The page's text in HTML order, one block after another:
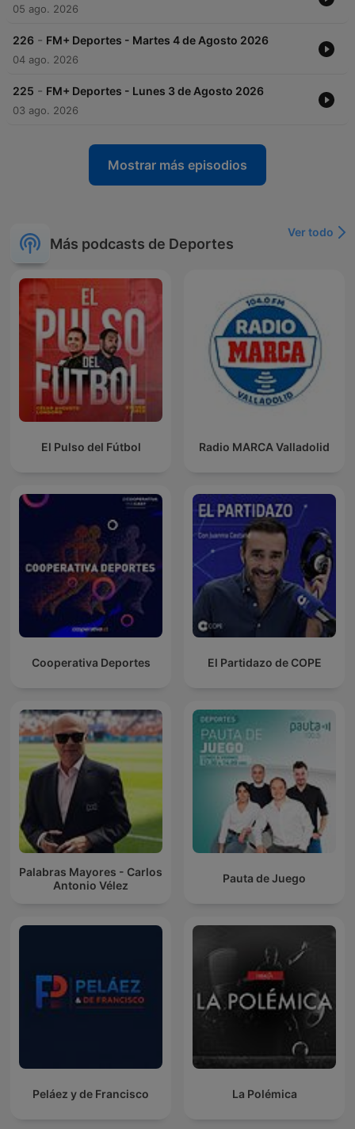
05 ago. 2026
226 - FM+ Deportes - Martes 4 de Agosto 2026
04 ago. 2026
225 - FM+ Deportes - Lunes 3 de Agosto 2026
03 ago. 2026
Mostrar más episodios
Más podcasts de Deportes
Ver todo
El Pulso del Fútbol Radio MARCA Valladolid
Cooperativa Deportes El Partidazo de COPE
Palabras Mayores - Carlos
Antonio Vélez
Pauta de Juego
Peláez y de Francisco La Polémica